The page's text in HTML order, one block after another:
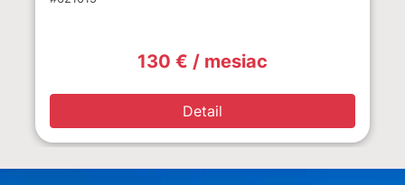
130 € / mesiac
Detail